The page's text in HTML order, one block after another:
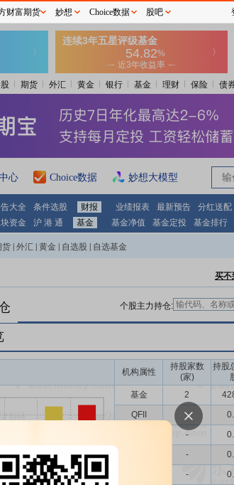
期货 外汇 黄金 银行 基金 理财 保险 债
心 Choice数据 妙想大模型
大全 条件选股 财报 业绩报表 最新预告 分红送配
资金 沪 港 通 基金 基金净值 基金定投 基金排行
货 外汇 黄金 自选股 自选基金
买不
个股主力持仓:
机构属性
持股家数
(家)
持股
基金
2
QFII
-
-
-
-
财富期货 妙想 Choice数据 股吧